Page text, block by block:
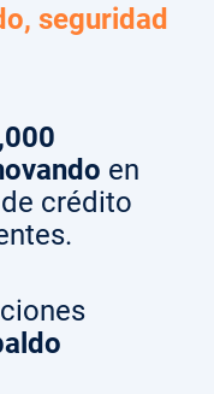
seguridad
en
crédito